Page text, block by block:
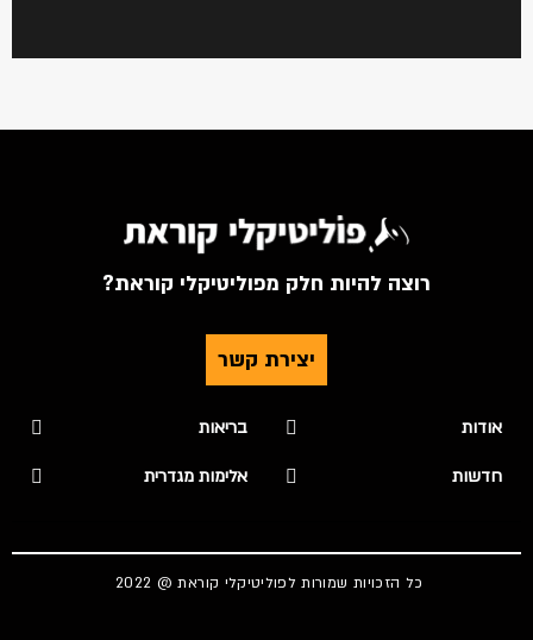
רוצה להיות חלק מפוליטיקלי קוראת?
יצירת קשר
אודות
חדשות
בריאות
אלימות מגדרית
כל הזכויות שמורות לפוליטיקלי קוראת @ 2022